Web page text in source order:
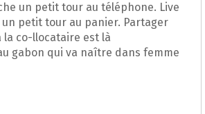
un petit tour au téléphone. Live
petit tour au panier. Partager
la co-llocataire est là
gabon qui va naître dans femme